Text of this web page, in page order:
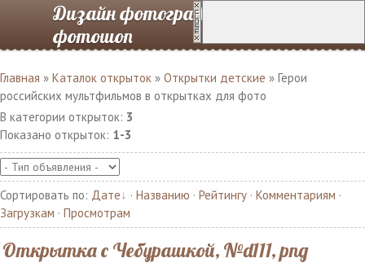
Дизайн фотографий в
фотошоп
Главная » Каталок открыток » Открытки детские » Герои
российских мультфильмов в открытках для фото
В категории открыток: 3
Показано открыток: 1-3
Сортировать по: Дате · Названию · Рейтингу · Комментариям ·
Загрузкам · Просмотрам
Открытка с Чебурашкой, №d111, png